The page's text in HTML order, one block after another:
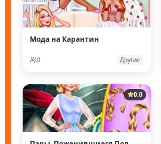
Мода на Карантин
0 Другие
0.0